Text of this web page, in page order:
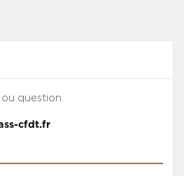
question.
cfdt.fr